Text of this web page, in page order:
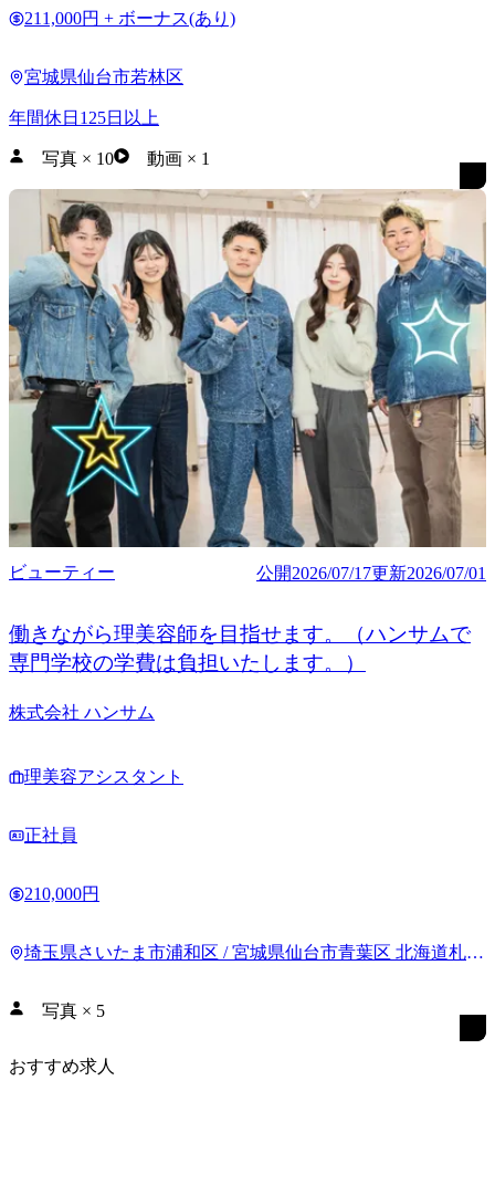
211,000円 + ボーナス(あり)
宮城県仙台市若林区
年間休日125日以上
写真 × 10 動画 × 1
ビューティー 公開2026/07/17更新2026/07/01
働きながら理美容師を目指せます。（ハンサムで
専門学校の学費は負担いたします。）
株式会社 ハンサム
理美容アシスタント
正社員
210,000円
埼玉県さいたま市浦和区 / 宮城県仙台市青葉区 北海道札幌
写真 × 5
おすすめ求人